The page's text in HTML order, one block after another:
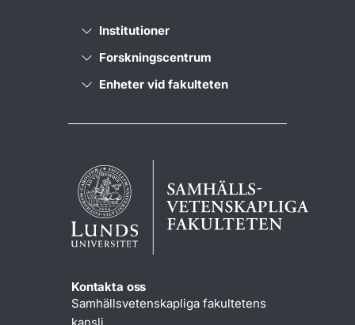
Institutioner
Forskningscentrum
Enheter vid fakulteten
Kontakta oss
Samhällsvetenskapliga fakultetens